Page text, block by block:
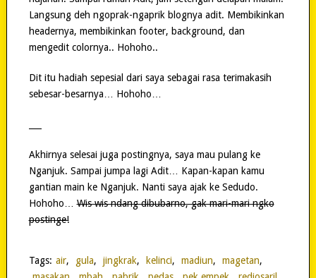
Langsung deh ngoprak-ngaprik blognya adit. Membikinkan
headernya, membikinkan footer, background, dan
mengedit colornya.. Hohoho..
Dit itu hadiah sepesial dari saya sebagai rasa terimakasih
sebesar-besarnya… Hohoho…
Akhirnya selesai juga postingnya, saya mau pulang ke
Nganjuk. Sampai jumpa lagi Adit… Kapan-kapan kamu
gantian main ke Nganjuk. Nanti saya ajak ke Sedudo.
Hohoho…Wis wis ndang dibubarno, gak mari-mari ngko
postinge!
Tags: air, gula, jingkrak, kelinci, madiun, magetan,